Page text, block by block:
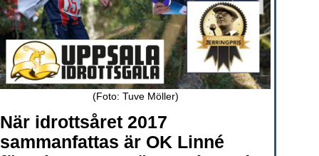
(Foto: Tuve Möller)
När idrottsåret 2017
sammanfattas är OK Linné